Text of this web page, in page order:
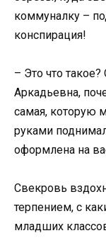
коммуналку –
конспирация!
– Это что
Аркадьевна,
самая, которую
руками
оформлена на
Свекровь
терпением, с
младших